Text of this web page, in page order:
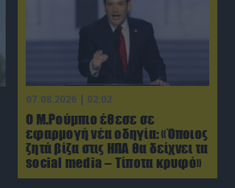
07.08.2026 | 02:02
Ο Μ.Ρούμπιο έθεσε σε
εφαρμογή νέα οδηγία: «Όποιος
ζητά βίζα στις ΗΠΑ θα δείχνει τα
social media – Τίποτα κρυφό»